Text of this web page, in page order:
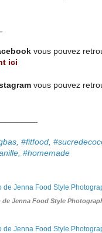
vous pouvez
ici
vous pouvez
#fitfood,
#homemade
de Jenna Food Style